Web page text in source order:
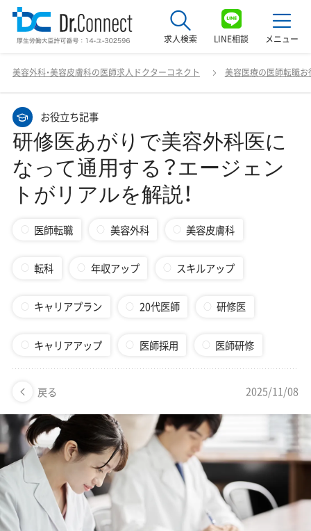
求人検索 LINE相談 メニュー
美容クリニック見学ご希望の方はこちら
サービス紹介
ドクターコネクトの強み
非常勤・アルバイト求人一覧
美容医療医師の転職お役立ちコンテンツ
美容クリニック見学・研修情報
美容医療の転職お役立ち記事
美容医療辞典
よくあるご質問
美容外科・美容皮膚科の医師求人ドクターコネクト 美容医療の医師転職
お役立ち記事
研修医あがりで美容外科医に
なって通用する？エージェン
トがリアルを解説！
医師転職 美容外科 美容皮膚科
転科 年収アップ スキルアップ
キャリアプラン 20代医師 研修医
キャリアアップ 医師採用 医師研修
戻る 2025/11/08
研修医あがりで美容外科医になって通用する？エージェン
トがリアルを解説！